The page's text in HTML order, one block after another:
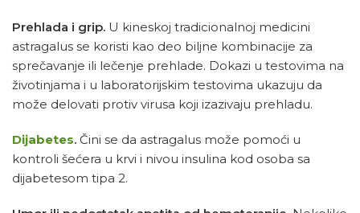
Prehlada i grip. U kineskoj tradicionalnoj medicini
astragalus se koristi kao deo biljne kombinacije za
sprečavanje ili lečenje prehlade. Dokazi u testovima na
životinjama i u laboratorijskim testovima ukazuju da
može delovati protiv virusa koji izazivaju prehladu.
Dijabetes. Čini se da astragalus može pomoći u
kontroli šećera u krvi i nivou insulina kod osoba sa
dijabetesom tipa 2.